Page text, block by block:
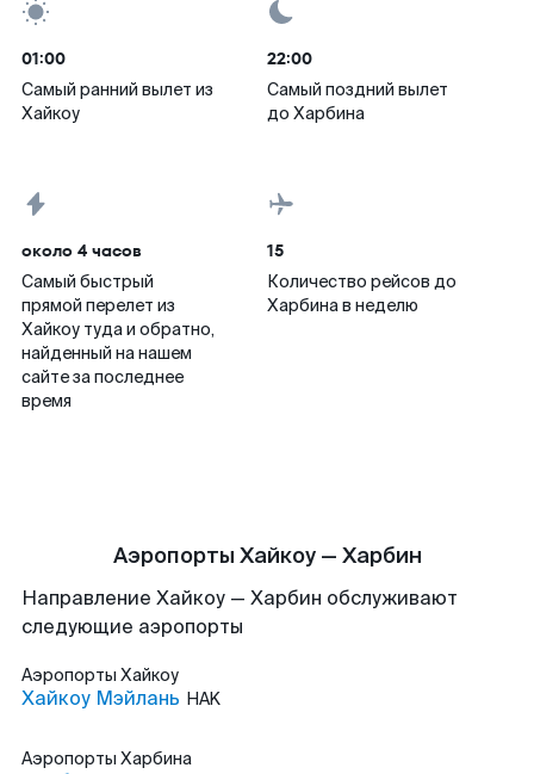
01:00
Самый ранний вылет из
Хайкоу
22:00
Самый поздний вылет
до Харбина
около 4 часов
Самый быстрый
прямой перелет из
Хайкоу туда и обратно,
найденный на нашем
сайте за последнее
время
15
Количество рейсов до
Харбина в неделю
Аэропорты Хайкоу — Харбин
Направление Хайкоу — Харбин обслуживают
следующие аэропорты
Аэропорты Хайкоу
Хайкоу Мэйлань HAK
Аэропорты Харбина